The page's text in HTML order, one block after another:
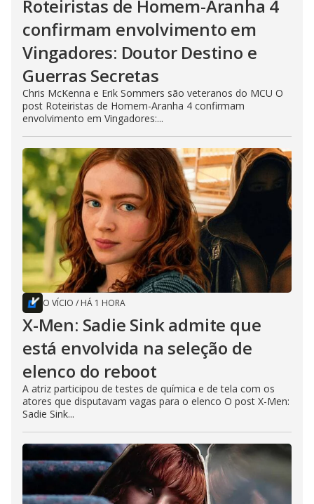
Roteiristas de Homem-Aranha 4
confirmam envolvimento em
Vingadores: Doutor Destino e
Guerras Secretas
Chris McKenna e Erik Sommers são veteranos do MCU O
post Roteiristas de Homem-Aranha 4 confirmam
envolvimento em Vingadores:...
O VÍCIO / HÁ 1 HORA
X-Men: Sadie Sink admite que
está envolvida na seleção de
elenco do reboot
A atriz participou de testes de química e de tela com os
atores que disputavam vagas para o elenco O post X-Men:
Sadie Sink...